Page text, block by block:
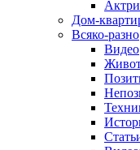
Дом-
Всяко-разно
Видео